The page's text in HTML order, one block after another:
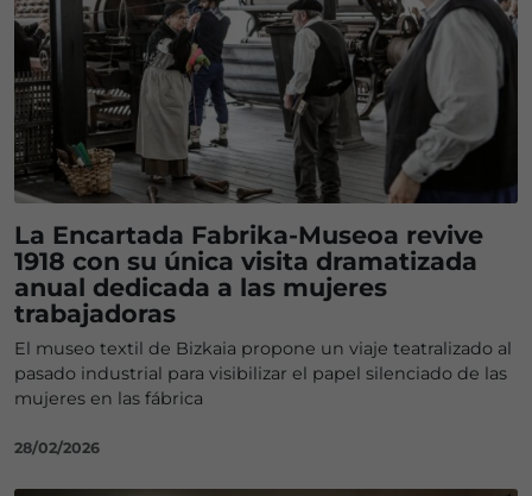
La Encartada Fabrika-Museoa revive
1918 con su única visita dramatizada
anual dedicada a las mujeres
trabajadoras
El museo textil de Bizkaia propone un viaje teatralizado al
pasado industrial para visibilizar el papel silenciado de las
mujeres en las fábrica
28/02/2026